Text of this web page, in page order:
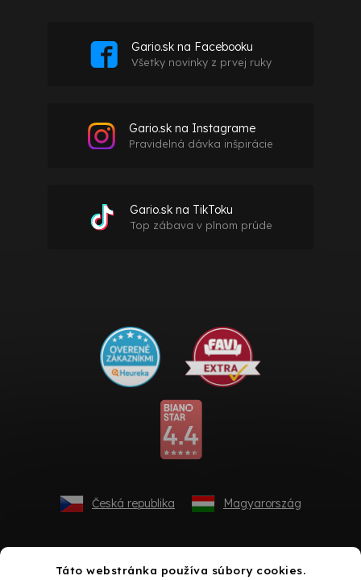
Táto webstránka používa súbory cookies.
Gario.sk na Facebooku
Všetky novinky z prvej ruky
Gario.sk na Instagrame
Pravidelná dávka inšpirácie
Gario.sk na TikToku
Top zábava v plnom prúde
Česká republika Magyarország